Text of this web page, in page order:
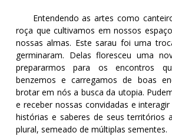
Entendendo as artes como
roça que cultivamos em nossos
nossas almas. Este sarau foi uma
germinaram. Delas floresceu uma
prepararmos para os encontros
benzemos e carregamos de boas
brotar em nós a busca da utopia.
e receber nossas convidadas e
histórias e saberes de seus territórios
plural, semeado de múltiplas sementes.